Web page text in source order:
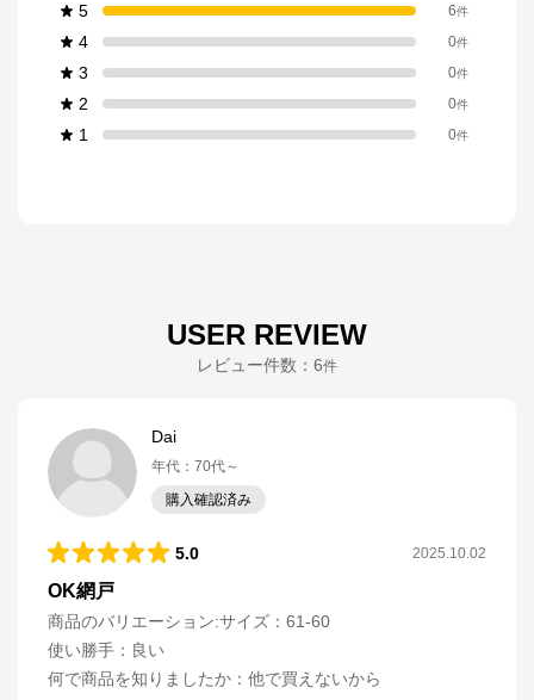
5
6件
4 0件
3 0件
2 0件
1 0件
USER REVIEW
レビュー件数： 6件
Dai
年代 ： 70代～
購入確認済み
5.0 2025.10.02
OK網戸
商品のバリエーション:サイズ：61-60
使い勝手 ： 良い
何で商品を知りましたか ： 他で買えないから